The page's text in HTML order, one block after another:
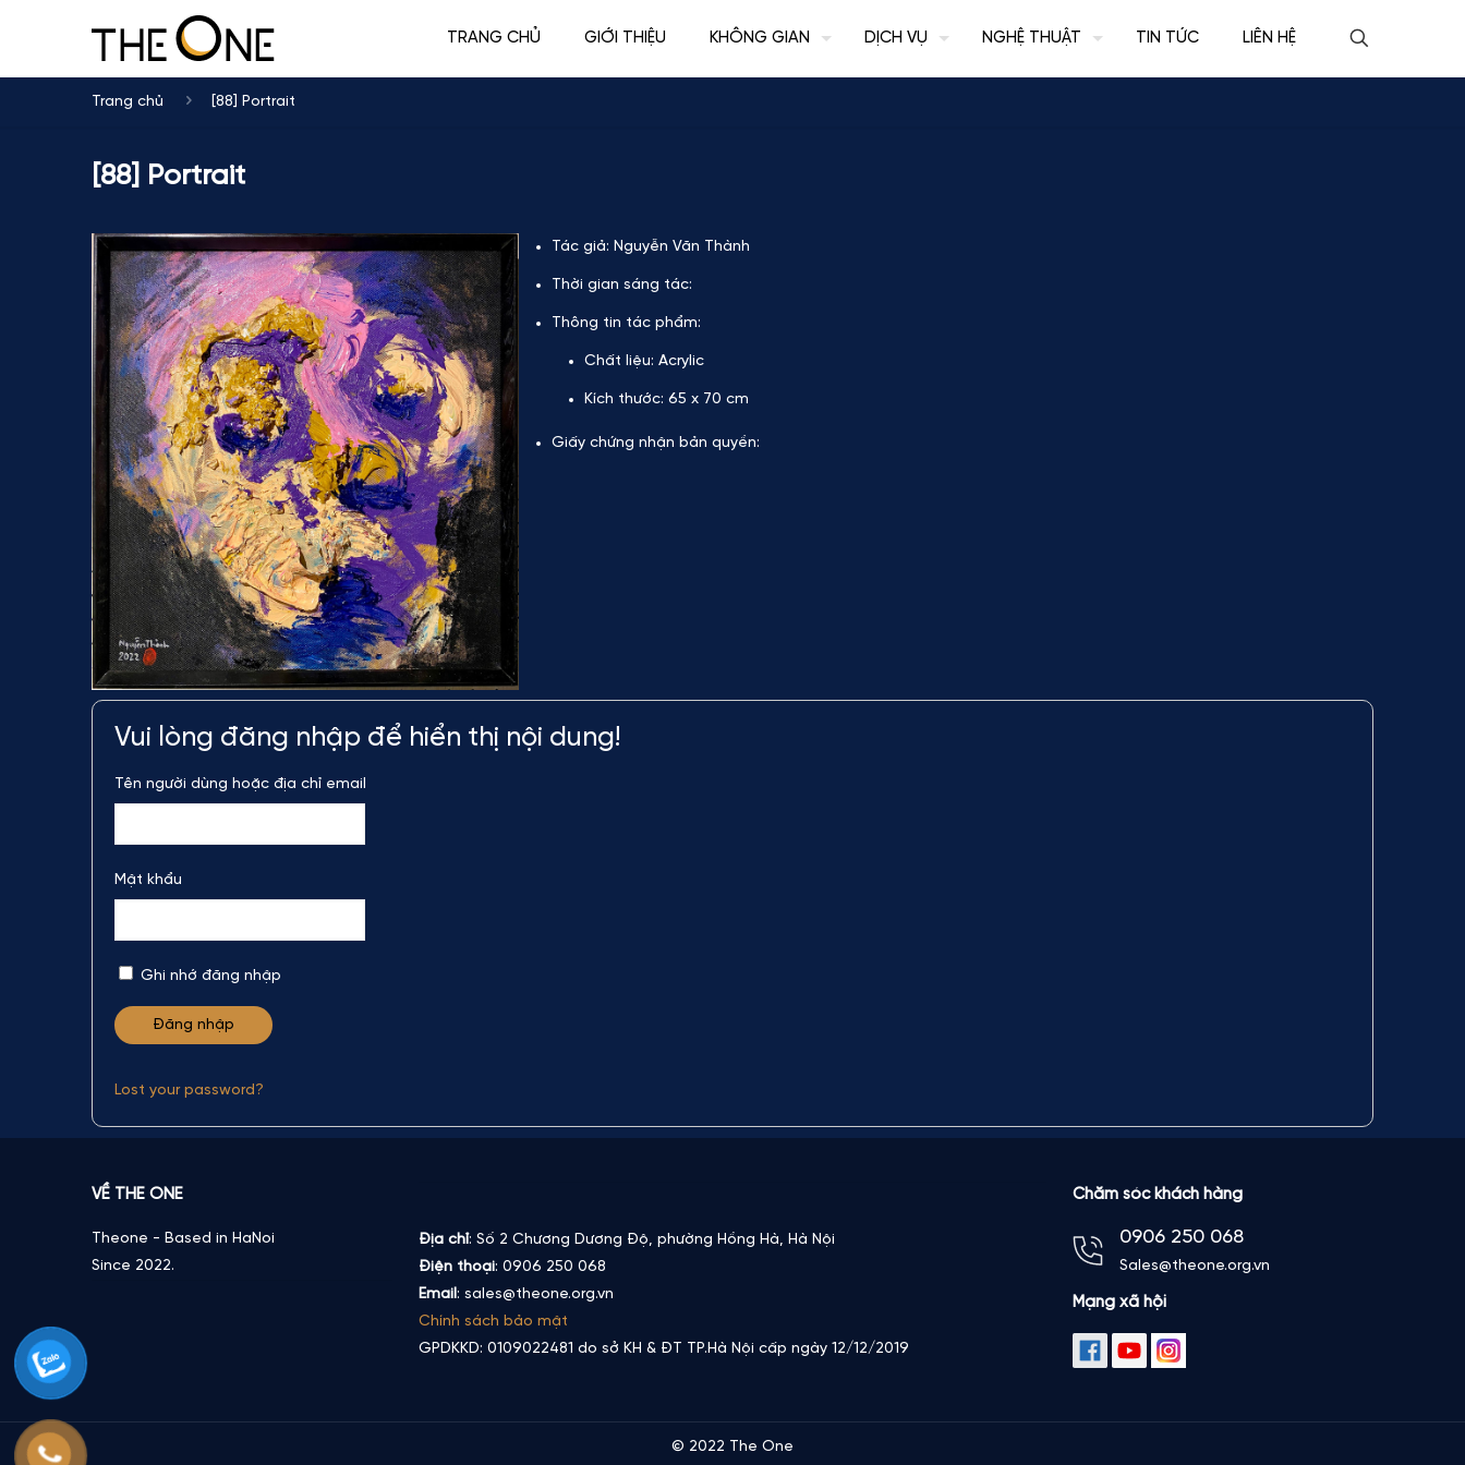
TRANG CHỦ GIỚI THIỆU KHÔNG GIAN DỊCH VỤ NGHỆ THUẬT TIN TỨC LIÊN HỆ
Trang chủ [88] Portrait
[88] Portrait
Tác giả: Nguyễn Văn Thành
Thời gian sáng tác:
Thông tin tác phẩm:
Chất liệu: Acrylic
Kích thước: 65 x 70 cm
Giấy chứng nhận bản quyền:
Vui lòng đăng nhập để hiển thị nội dung!
Tên người dùng hoặc địa chỉ email
Mật khẩu
Ghi nhớ đăng nhập
Lost your password?
VỀ THE ONE
Theone - Based in HaNoi
Since 2022.
Địa chỉ: Số 2 Chương Dương Độ, phường Hồng Hà, Hà Nội
Điện thoại: 0906 250 068
Email : sales@theone.org.vn
Chính sách bảo mật
GPDKKD: 0109022481 do sở KH & ĐT TP.Hà Nội cấp ngày 12/12/2019
Chăm sóc khách hàng
0906 250 068
Sales@theone.org.vn
Mạng xã hội
© 2022 The One